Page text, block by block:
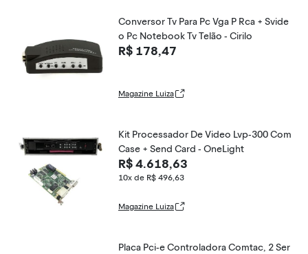
Conversor Tv Para Pc Vga P Rca + Svide
o Pc Notebook Tv Telão - Cirilo
R$ 178,47
Magazine Luiza
Kit Processador De Video Lvp-300 Com
Case + Send Card - OneLight
R$ 4.618,63
10x de R$ 496,63
Magazine Luiza
Placa Pci-e Controladora Comtac, 2 Ser